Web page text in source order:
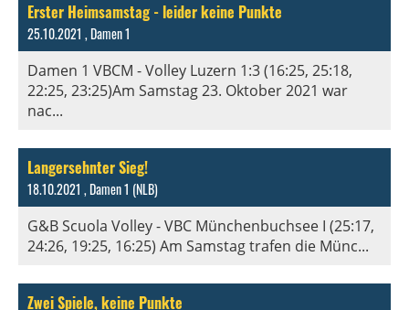
Erster Heimsamstag - leider keine Punkte
25.10.2021 , Damen 1
Damen 1 VBCM - Volley Luzern 1:3 (16:25, 25:18,
22:25, 23:25)Am Samstag 23. Oktober 2021 war
nac...
Langersehnter Sieg!
18.10.2021 , Damen 1 (NLB)
G&B Scuola Volley - VBC Münchenbuchsee I (25:17,
24:26, 19:25, 16:25) Am Samstag trafen die Münc...
Zwei Spiele, keine Punkte